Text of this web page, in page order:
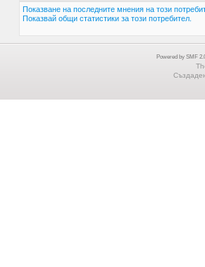
Показване на последните мнения на този
Показвай общи статистики за този потребител.
Powered by SMF